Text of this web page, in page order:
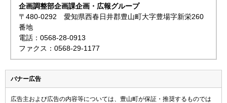
企画調整部企画課企画・広報グループ
〒480-0292 愛知県西春日井郡豊山町大字豊場字新栄260
番地
電話：0568-28-0913
ファクス：0568-29-1177
バナー広告
広告主および広告の内容等については、豊山町が保証・推奨するものでは